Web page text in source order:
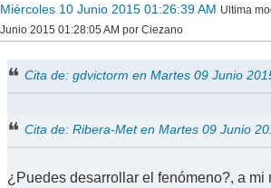
Miércoles 10 Junio 2015 01:26:39 AM Ultima
Junio 2015 01:28:05 AM por Ciezano
Cita de: gdvictorm en Martes 09 Junio
Cita de: Ribera-Met en Martes 09 Junio
¿Puedes desarrollar el fenómeno?, a mi